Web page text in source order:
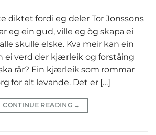
diktet fordi eg deler Tor Jonssons
eg ein gud, ville eg òg skapa ei
skulle elske. Kva meir kan ein
ei verd der kjærleik og forståing
rår? Ein kjærleik som rommar
for alt levande. Det er […]
CONTINUE READING →